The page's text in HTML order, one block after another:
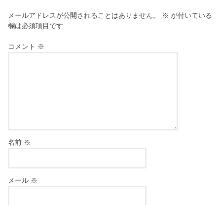
メールアドレスが公開されることはありません。 ※ が付いている
欄は必須項目です
コメント ※
名前 ※
メール ※